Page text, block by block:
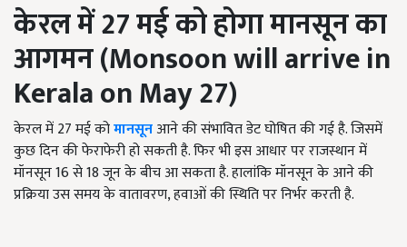
केरल में27मई को होगा मानसून का
आगमन(Monsoon will arrive in
Kerala on May27)
केरल में 27 मई कोमानसूनआने की संभावित डेट घोषित की गई है. जिसमें
कुछ दिन की फेराफेरी हो सकती है. फिर भी इस आधार पर राजस्थान में
मॉनसून 16 से 18 जून के बीच आ सकता है. हालांकि मॉनसून के आने की
प्रक्रिया उस समय के वातावरण, हवाओं की स्थिति पर निर्भर करती है.